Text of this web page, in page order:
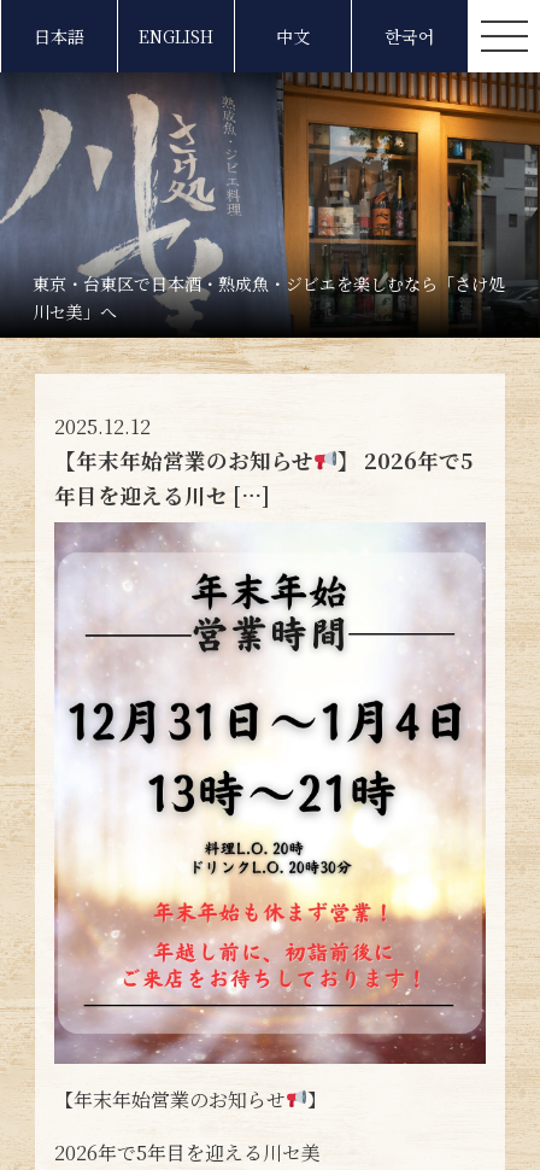
日本語 ENGLISH 中文 한국어
東京・台東区で日本酒・熟成魚・ジビエを楽しむなら「さけ処
川セ美」へ
2025.12.12
【年末年始営業のお知らせ
】 2026年で5
年目を迎える川セ […]
【年末年始営業のお知らせ
】
2026年で5年目を迎える川セ美